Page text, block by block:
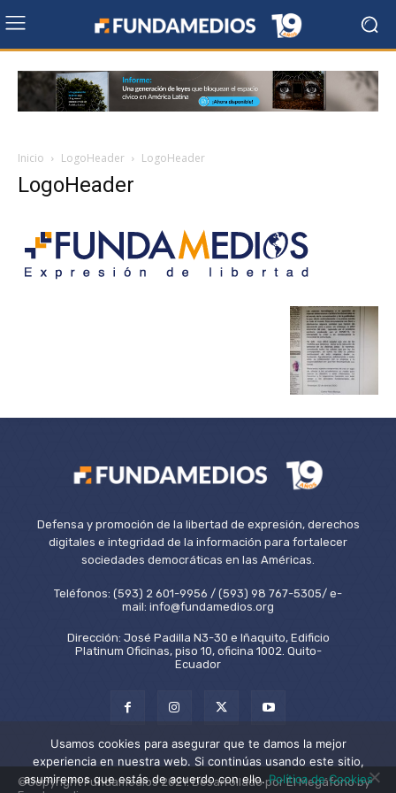
Inicio LogoHeader LogoHeader
LogoHeader
Defensa y promoción de la libertad de expresión, derechos
digitales e integridad de la información para fortalecer
sociedades democráticas en las Américas.
Teléfonos: (593) 2 601-9956 / (593) 98 767-5305/ e-
mail: info@fundamedios.org
Dirección: José Padilla N3-30 e Iñaquito, Edificio
Platinum Oficinas, piso 10, oficina 1002. Quito-
Ecuador
©Copyright Fundamedios 2021. Desarrollado por El Megáfono by
Usamos cookies para asegurar que te damos la mejor
experiencia en nuestra web. Si continúas usando este sitio,
asumiremos que estás de acuerdo con ello.Política de Cookies